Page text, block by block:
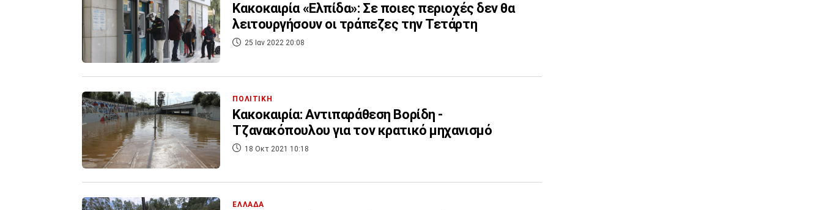
Κακοκαιρία «Ελπίδα»: Σε ποιες περιοχές δεν θα
λειτουργήσουν οι τράπεζες την Τετάρτη
25 Ιαν 2022 20:08
ΠΟΛΙΤΙΚΗ
Κακοκαιρία: Αντιπαράθεση Βορίδη -
Τζανακόπουλου για τον κρατικό μηχανισμό
18 Οκτ 2021 10:18
ΕΛΛΑΔΑ